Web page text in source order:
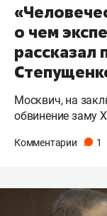
о чем
рассказал
Москвич, на
обвинение заму
Комментарии 1